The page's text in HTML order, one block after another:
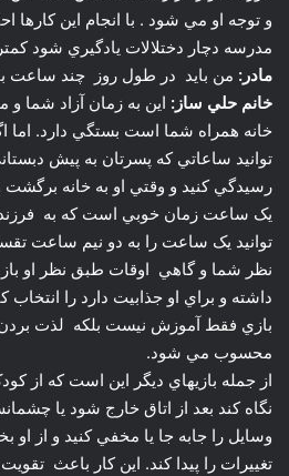
توانيد ساعاتي که پسرتان به پيش
رسيدگي کنيد و وقتي او به خانه
يک ساعت زمان خوبي است که به
توانيد يک ساعت را به دو نيم ساعت
نظر شما و گاهي اوقات طبق نظر او
داشته و براي او جذابيت دارد را
بازي فقط آموزش نيست بلکه لذت بردن
محسوب مي شود.
از جمله بازيهاي ديگر اين است که از
نگاه کند بعد از اتاق خارج شود يا
وسايل را جابه جا يا مخفي کنيد و از او
تغييرات را پيدا کند. اين کار باعث
شود و به آنها کمک مي کند اطلاعات
دارند. يکي ديگر از بازيها اين است که
چمن، زمين، مدرسه، سپس از او بخواهيد
کلمه اگر توانست چهار يا پنج کلمه،
شنيداري او مي شود.